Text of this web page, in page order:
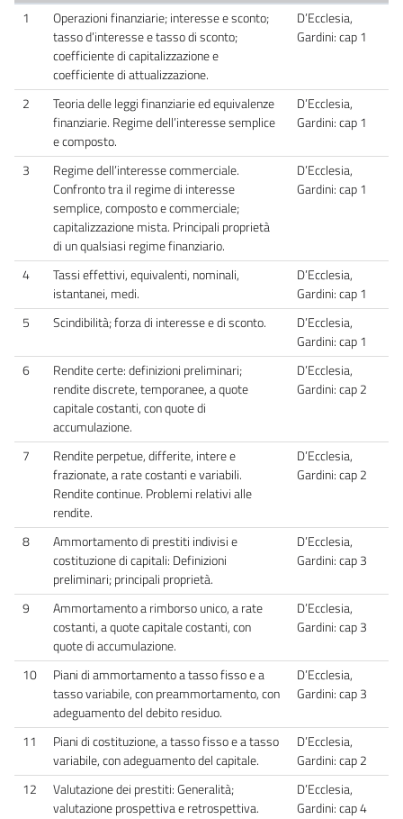
1
Operazioni finanziarie; interesse e sconto;
tasso d’interesse e tasso di sconto;
coefficiente di capitalizzazione e
coefficiente di attualizzazione.
D’Ecclesia,
Gardini: cap 1
2
Teoria delle leggi finanziarie ed equivalenze
finanziarie. Regime dell’interesse semplice
e composto.
D’Ecclesia,
Gardini: cap 1
3
Regime dell’interesse commerciale.
Confronto tra il regime di interesse
semplice, composto e commerciale;
capitalizzazione mista. Principali proprietà
di un qualsiasi regime finanziario.
D’Ecclesia,
Gardini: cap 1
4
Tassi effettivi, equivalenti, nominali,
istantanei, medi.
D’Ecclesia,
Gardini: cap 1
5
Scindibilità; forza di interesse e di sconto.
D’Ecclesia,
Gardini: cap 1
6
Rendite certe: definizioni preliminari;
rendite discrete, temporanee, a quote
capitale costanti, con quote di
accumulazione.
D’Ecclesia,
Gardini: cap 2
7
Rendite perpetue, differite, intere e
frazionate, a rate costanti e variabili.
Rendite continue. Problemi relativi alle
rendite.
D’Ecclesia,
Gardini: cap 2
8
Ammortamento di prestiti indivisi e
costituzione di capitali: Definizioni
preliminari; principali proprietà.
D’Ecclesia,
Gardini: cap 3
9
Ammortamento a rimborso unico, a rate
costanti, a quote capitale costanti, con
quote di accumulazione.
D’Ecclesia,
Gardini: cap 3
10
Piani di ammortamento a tasso fisso e a
tasso variabile, con preammortamento, con
adeguamento del debito residuo.
D’Ecclesia,
Gardini: cap 3
11
Piani di costituzione, a tasso fisso e a tasso
variabile, con adeguamento del capitale.
D’Ecclesia,
Gardini: cap 2
12
Valutazione dei prestiti: Generalità;
valutazione prospettiva e retrospettiva.
D’Ecclesia,
Gardini: cap 4